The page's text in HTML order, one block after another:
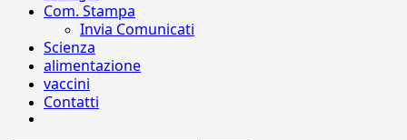
Com. Stampa
Invia Comunicati
Scienza
alimentazione
vaccini
Contatti